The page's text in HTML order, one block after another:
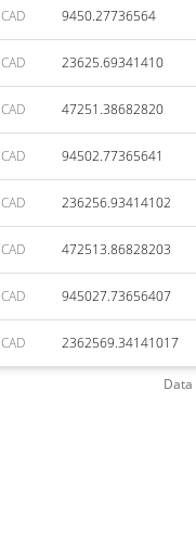
CAD 9450.27736564
CAD 23625.69341410
CAD 47251.38682820
CAD 94502.77365641
CAD 236256.93414102
CAD 472513.86828203
CAD 945027.73656407
CAD 2362569.34141017